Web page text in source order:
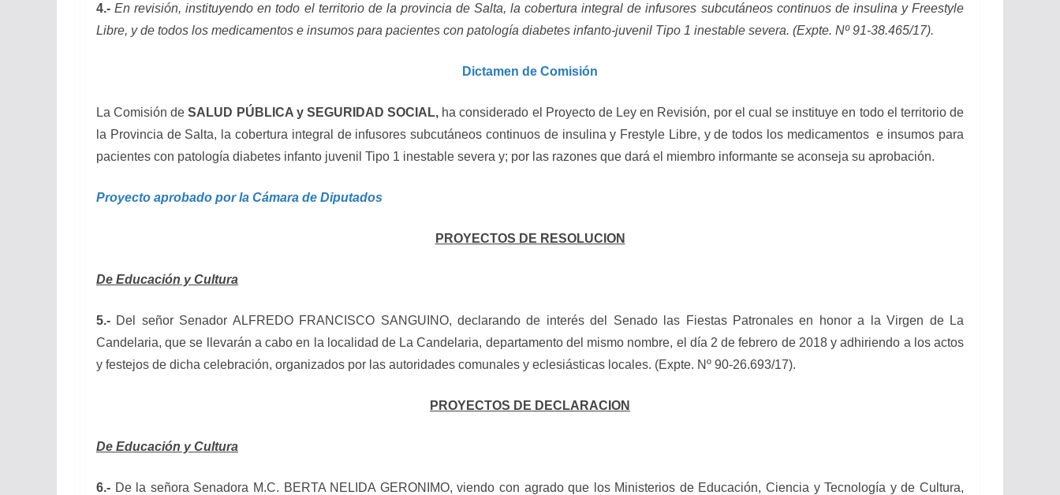
4.- En revisión, instituyendo en todo el territorio de la provincia de Salta, la cobertura integral de infusores subcutáneos continuos de insulina y Freestyle
Libre, y de todos los medicamentos e insumos para pacientes con patología diabetes infanto-juvenil Tipo 1 inestable severa. (Expte. Nº 91-38.465/17).
Dictamen de Comisión
La Comisión de SALUD PÚBLICA y SEGURIDAD SOCIAL, ha considerado el Proyecto de Ley en Revisión, por el cual se instituye en todo el territorio de
la Provincia de Salta, la cobertura integral de infusores subcutáneos continuos de insulina y Frestyle Libre, y de todos los medicamentos e insumos para
pacientes con patología diabetes infanto juvenil Tipo 1 inestable severa y; por las razones que dará el miembro informante se aconseja su aprobación.
Proyecto aprobado por la Cámara de Diputados
PROYECTOS DE RESOLUCION
De Educación y Cultura
5.- Del señor Senador ALFREDO FRANCISCO SANGUINO, declarando de interés del Senado las Fiestas Patronales en honor a la Virgen de La
Candelaria, que se llevarán a cabo en la localidad de La Candelaria, departamento del mismo nombre, el día 2 de febrero de 2018 y adhiriendo a los actos
y festejos de dicha celebración, organizados por las autoridades comunales y eclesiásticas locales. (Expte. Nº 90-26.693/17).
PROYECTOS DE DECLARACION
De Educación y Cultura
6.- De la señora Senadora M.C. BERTA NELIDA GERONIMO, viendo con agrado que los Ministerios de Educación, Ciencia y Tecnología y de Cultura,